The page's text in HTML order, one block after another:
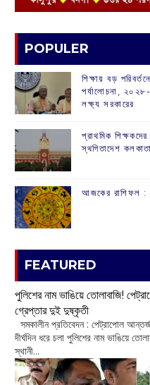
POPULER
শিক্ষায় বড়
পর্যালোচনা,
লক্ষ্য সরকারের
প্রাথমিক
স্থগিতাদেশ
আজকের রাশিফল
FEATURED
পুলিশের নাম ভাঙিয়ে তোলাবাজি!
গ্রেপ্তার দুই দুষ্কৃতী
সমকালীন প্রতিবেদন : পেট্রাপোল
দীর্ঘদিন ধরে চলা পুলিশের নাম ভাঙিয়ে
স্থানী...